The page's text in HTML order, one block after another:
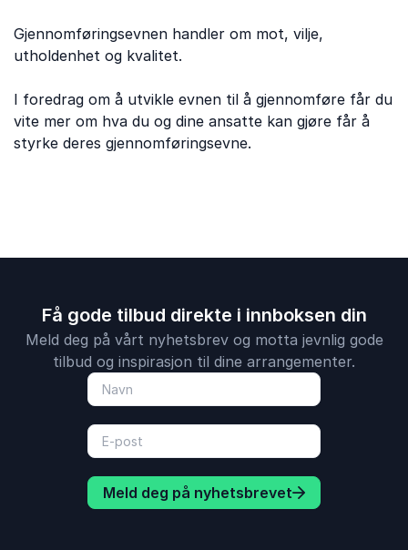
Gjennomføringsevnen handler om mot, vilje,
utholdenhet og kvalitet.
I foredrag om å utvikle evnen til å gjennomføre får du
vite mer om hva du og dine ansatte kan gjøre får å
styrke deres gjennomføringsevne.
Få gode tilbud direkte i innboksen din
Meld deg på vårt nyhetsbrev og motta jevnlig gode
tilbud og inspirasjon til dine arrangementer.
Meld deg på nyhetsbrevet